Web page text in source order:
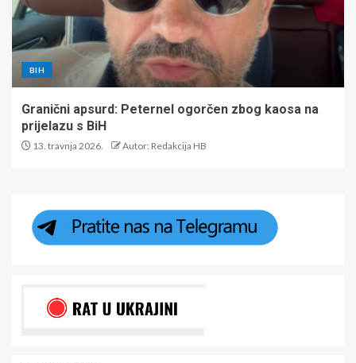
BIH
Granični apsurd: Peternel ogorčen zbog kaosa na
prijelazu s BiH
13. travnja 2026. Autor: Redakcija HB